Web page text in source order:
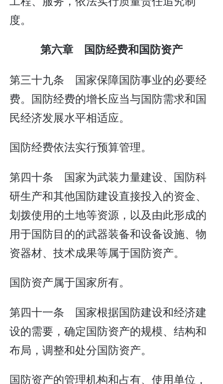
度。
第六章 国防经费和国防资产
第三十九条 国家保障国防事业的必要经
费。国防经费的增长应当与国防需求和国
民经济发展水平相适应。
国防经费依法实行预算管理。
第四十条 国家为武装力量建设、国防科
研生产和其他国防建设直接投入的资金、
划拨使用的土地等资源，以及由此形成的
用于国防目的的武器装备和设备设施、物
资器材、技术成果等属于国防资产。
国防资产属于国家所有。
第四十一条 国家根据国防建设和经济建
设的需要，确定国防资产的规模、结构和
布局，调整和处分国防资产。
国防资产的管理机构和占有、使用单位，